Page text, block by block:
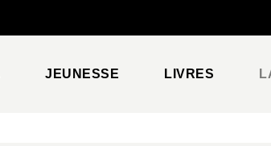
JEUNESSE LIVRES